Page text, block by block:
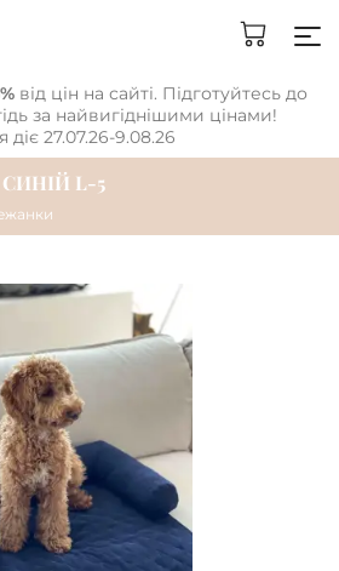
від цін на сайті. Підготуйтесь до
за найвигіднішими цінами!
діє 27.07.26-9.08.26
L-5